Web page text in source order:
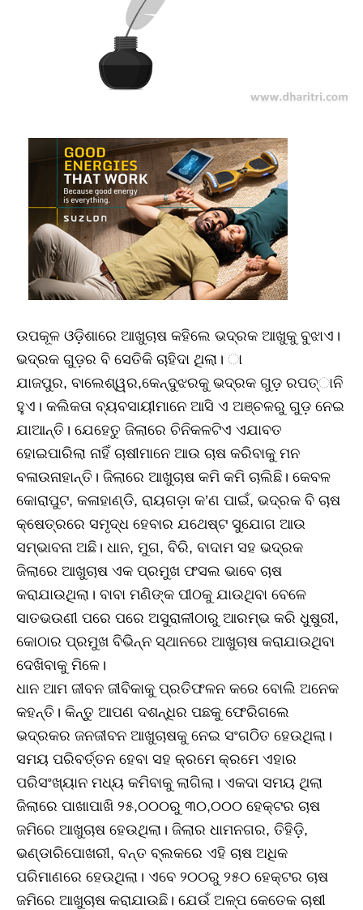
ଉପକୂଳ ଓଡ଼ିଶାରେ ଆଖୁଚାଷ କହିଲେ ଭଦ୍ରକ ଆଖୁକୁ ବୁଝାଏ।
ଭଦ୍ରକ ଗୁଡ଼ର ବି ସେତିକି ଚାହିଦା ଥିଲା। ା
ଯାଜପୁର, ବାଲେଶ୍ୱର,କେନ୍ଦୁଝରକୁ ଭଦ୍ରକ ଗୁଡ଼ ରପତ୍ାନି
ହୁଏ। କଲିକତା ବ୍ୟବସାୟୀମାନେ ଆସି ଏ ଅଞ୍ଚଳରୁ ଗୁଡ଼ ନେଇ
ଯାଆନ୍ତି। ଯେହେତୁ ଜିଲାରେ ଚିନିକଳଟିଏ ଏଯାବତ
ହୋଇପାରିଲା ନାହିଁ ଚାଷୀମାନେ ଆଉ ଚାଷ କରିବାକୁ ମନ
ବଳାଉନାହାନ୍ତି। ଜିଲାରେ ଆଖୁଚାଷ କମି କମି ଚାଲିଛି। କେବଳ
କୋରାପୁଟ, କଳାହାଣ୍ଡି, ରାୟଗଡ଼ା କ’ଣ ପାଇଁ, ଭଦ୍ରକ ବି ଚାଷ
କ୍ଷେତ୍ରରେ ସମୃଦ୍ଧ ହେବାର ଯଥେଷ୍ଟ ସୁଯୋଗ ଆଉ
ସମ୍ଭାବନା ଅଛି। ଧାନ, ମୁଗ, ବିରି, ବାଦାମ ସହ ଭଦ୍ରକ
ଜିଲାରେ ଆଖୁଚାଷ ଏକ ପ୍ରମୁଖ ଫସଲ ଭାବେ ଚାଷ
କରାଯାଉଥିଲା। ବାବା ମଣିଙ୍କ ପୀଠକୁ ଯାଉଥିବା ବେଳେ
ସାତଭଉଣୀ ପରେ ପରେ ଅସୁରାଳୀଠାରୁ ଆରମ୍ଭ କରି ଧୁଷୁରୀ,
କୋଠାର ପ୍ରମୁଖ ବିଭିନ୍ନ ସ୍ଥାନରେ ଆଖୁଚାଷ କରାଯାଉଥିବା
ଦେଖିବାକୁ ମିଳେ।
ଧାନ ଆମ ଜୀବନ ଜୀବିକାକୁ ପ୍ରତିଫଳନ କରେ ବୋଲି ଅନେକ
କହନ୍ତି। କିନ୍ତୁ ଆପଣ ଦଶନ୍ଧିର ପଛକୁ ଫେରିଗଲେ
ଭଦ୍ରକର ଜନଜୀବନ ଆଖୁଚାଷକୁ ନେଇ ସଂଗଠିତ ହେଉଥିଲା।
ସମୟ ପରିବର୍ତ୍ତନ ହେବା ସହ କ୍ରମେ କ୍ରମେ ଏହାର
ପରିସଂଖ୍ୟାନ ମଧ୍ୟ କମିବାକୁ ଲାଗିଲା। ଏକଦା ସମୟ ଥିଲା
ଜିଲାରେ ପାଖାପାଖି ୨୫,୦୦୦ରୁ ୩୦,୦୦୦ ହେକ୍ଟର ଚାଷ
ଜମିରେ ଆଖୁଚାଷ ହେଉଥିଲା। ଜିଲାର ଧାମନଗର, ତିହିଡ଼ି,
ଭଣ୍ଡାରିପୋଖରୀ, ବନ୍ତ ବ୍ଲକରେ ଏହି ଚାଷ ଅଧିକ
ପରିମାଣରେ ହେଉଥିଲା। ଏବେ ୨୦୦ରୁ ୨୫୦ ହେକ୍ଟର ଚାଷ
ଜମିରେ ଆଖୁଚାଷ କରାଯାଉଛି। ଯେଉଁ ଅଳ୍ପ କେତେକ ଚାଷୀ